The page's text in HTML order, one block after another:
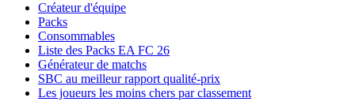
Créateur d'équipe
Packs
Consommables
Liste des Packs EA FC 26
Générateur de matchs
SBC au meilleur rapport qualité-prix
Les joueurs les moins chers par classement